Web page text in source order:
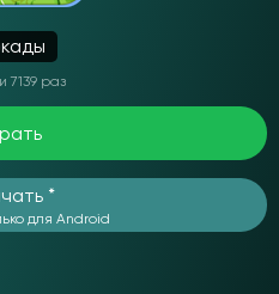
7139 раз
*
для Android